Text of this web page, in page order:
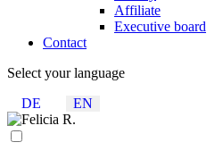
Affiliate
Executive board
Contact
Select your language
DE
EN